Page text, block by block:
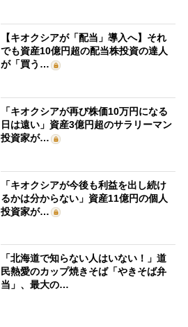
【キオクシアが「配当」導入へ】それ
でも資産10億円超の配当株投資の達人
が「買う…
「キオクシアが再び株価10万円になる
日は遠い」資産3億円超のサラリーマン
投資家が…
「キオクシアが今後も利益を出し続け
るかは分からない」資産11億円の個人
投資家が…
「北海道で知らない人はいない！」道
民熱愛のカップ焼きそば「やきそば弁
当」、最大の…